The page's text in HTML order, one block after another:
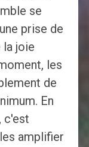
se
prise de
la joie
les
de
En
c'est
amplifier